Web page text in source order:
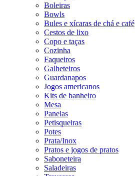
Boleiras
Bowls
Bules e xícaras de chá e café
Cestos de lixo
Copo e taças
Cozinha
Faqueiros
Galheteiros
Guardanapos
Jogos americanos
Kits de banheiro
Mesa
Panelas
Petisqueiras
Potes
Prata/Inox
Pratos e jogos de pratos
Saboneteira
Saladeiras